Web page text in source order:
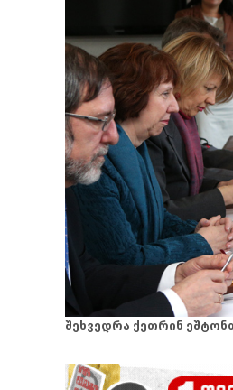
შეხვედრა ქეთრინ